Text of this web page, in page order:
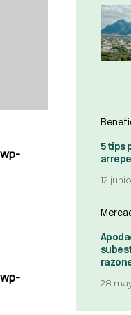
5 tips
12
28